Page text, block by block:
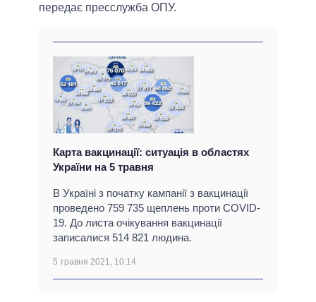
передає пресслужба ОПУ.
Карта вакцинації: ситуація в областях
України на 5 травня
В Україні з початку кампанії з вакцинації
проведено 759 735 щеплень проти COVID-
19. До листа очікування вакцинації
записалися 514 821 людина.
5 травня 2021, 10:14